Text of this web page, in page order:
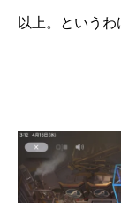
以上。というわ